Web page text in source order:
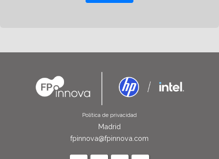
Política de privacidad
Madrid
fpinnova@fpinnova.com